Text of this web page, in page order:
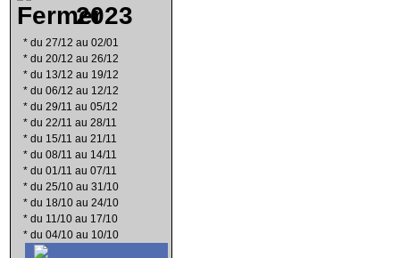
2023
* du 27/12 au 02/01
* du 20/12 au 26/12
* du 13/12 au 19/12
* du 06/12 au 12/12
* du 29/11 au 05/12
* du 22/11 au 28/11
* du 15/11 au 21/11
* du 08/11 au 14/11
* du 01/11 au 07/11
* du 25/10 au 31/10
* du 18/10 au 24/10
* du 11/10 au 17/10
* du 04/10 au 10/10